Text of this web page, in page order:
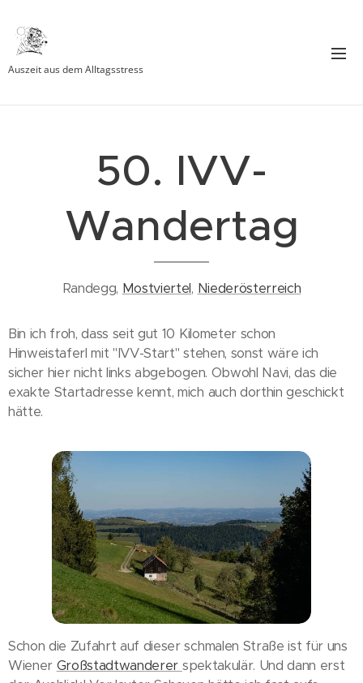
Auszeit aus dem Alltagsstress
50. IVV-
Wandertag
Randegg, Mostviertel, Niederösterreich
Bin ich froh, dass seit gut 10 Kilometer schon
Hinweistaferl mit "IVV-Start" stehen, sonst wäre ich
sicher hier nicht links abgebogen. Obwohl Navi, das die
exakte Startadresse kennt, mich auch dorthin geschickt
hätte.
Schon die Zufahrt auf dieser schmalen Straße ist für uns
Wiener Großstadtwanderer spektakulär. Und dann erst